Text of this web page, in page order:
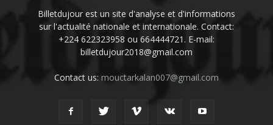
Billetdujour est un site d'analyse et d'informations
sur l'actualité nationale et internationale. Contact:
+224 622323958 ou 664444721. E-mail:
billetdujour2018@gmail.com
Contact us: mouctarkalan007@gmail.com